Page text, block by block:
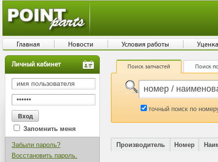
Личный кабинет
Запомнить меня
Забыли пароль?
Восстановить пароль.
Поиск запчастей Поиск
точный поиск по
Производитель Номер
Главная Новости Условия работы